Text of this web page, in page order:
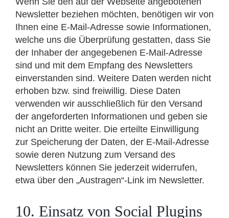
Newsletter beziehen möchten, benötigen wir von
Ihnen eine E-Mail-Adresse sowie Informationen,
welche uns die Überprüfung gestatten, dass Sie
der Inhaber der angegebenen E-Mail-Adresse
sind und mit dem Empfang des Newsletters
einverstanden sind. Weitere Daten werden nicht
erhoben bzw. sind freiwillig. Diese Daten
verwenden wir ausschließlich für den Versand
der angeforderten Informationen und geben sie
nicht an Dritte weiter. Die erteilte Einwilligung
zur Speicherung der Daten, der E-Mail-Adresse
sowie deren Nutzung zum Versand des
Newsletters können Sie jederzeit widerrufen,
etwa über den „Austragen“-Link im Newsletter.
10. Einsatz von Social Plugins